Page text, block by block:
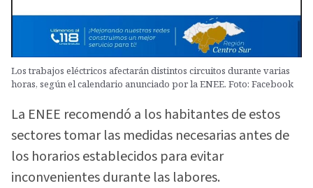
Los trabajos eléctricos afectarán distintos circuitos durante varias
horas, según el calendario anunciado por la ENEE. Foto: Facebook
La ENEE recomendó a los habitantes de estos
sectores tomar las medidas necesarias antes de
los horarios establecidos para evitar
inconvenientes durante las labores.